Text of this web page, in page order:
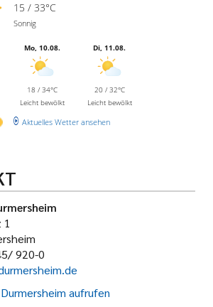
15 / 33°C
Sonnig
Mo, 10.08.
18 / 34°C
Leicht bewölkt
Di, 11.08.
20 / 32°C
Leicht bewölkt
Aktuelles Wetter ansehen
1
920-0
aufrufen